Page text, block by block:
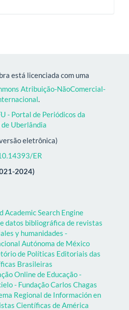
está licenciada com uma
Atribuição-NãoComercial-
.
- Portal de Periódicos da
Uberlândia
eletrônica)
ER
2024)
Academic Search Engine
datos bibliográfica de revistas
y humanidades -
Autónoma de México
de Políticas Editoriais das
Brasileiras
Online de Educação -
- Fundação Carlos Chagas
Regional de Información en
Científicas de América